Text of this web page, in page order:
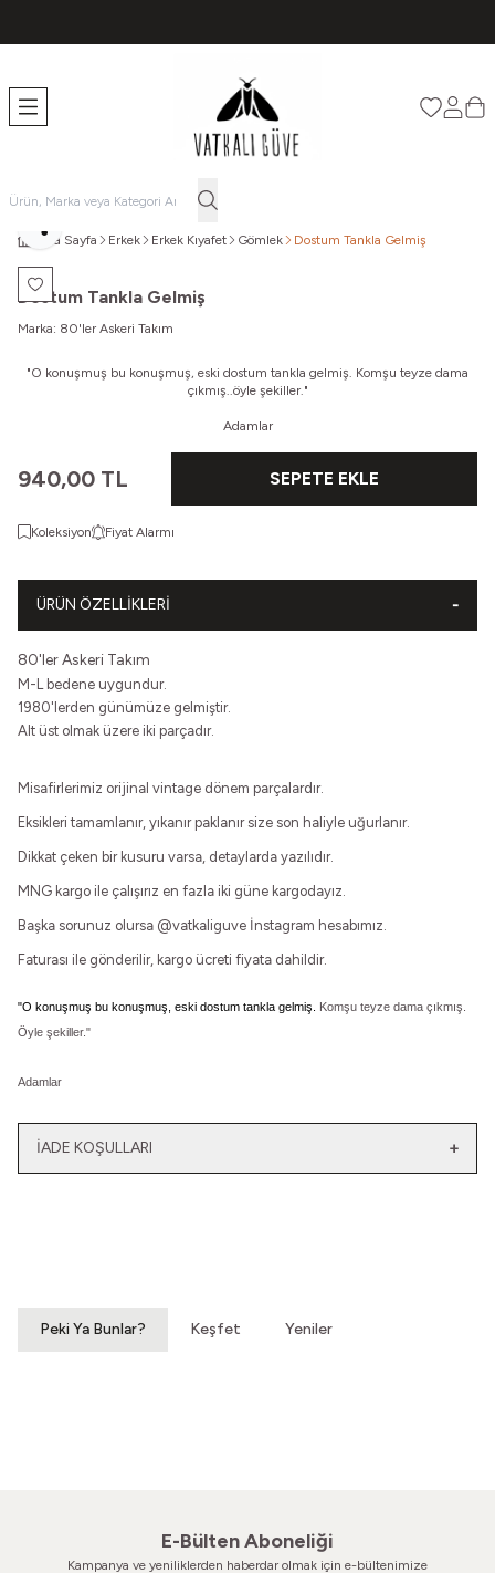
Favorilerim
Ana Sayfa Erkek Erkek Kıyafet Gömlek Dostum Tankla Gelmiş
Favoriye Ekle
Paylaş
Dostum Tankla Gelmiş
Marka: 80'ler Askeri Takım
"O konuşmuş bu konuşmuş, eski dostum tankla gelmiş. Komşu teyze dama
çıkmış..öyle şekiller."
Adamlar
940,00 TL SEPETE EKLE
Koleksiyon Fiyat Alarmı
ÜRÜN ÖZELLIKLERI
80'ler Askeri Takım
M-L bedene uygundur.
1980'lerden günümüze gelmiştir.
Alt üst olmak üzere iki parçadır.
Misafirlerimiz orijinal vintage dönem parçalardır.
Eksikleri tamamlanır, yıkanır paklanır size son haliyle uğurlanır.
Dikkat çeken bir kusuru varsa, detaylarda yazılıdır.
MNG kargo ile çalışırız en fazla iki güne kargodayız.
Başka sorunuz olursa @vatkaliguve İnstagram hesabımız.
Faturası ile gönderilir, kargo ücreti fiyata dahildir.
"O konuşmuş bu konuşmuş, eski dostum tankla gelmiş.
Komşu teyze dama çıkmış.
Öyle şekiller."
Adamlar
İADE KOŞULLARI
Peki Ya Bunlar? Keşfet Yeniler
E-Bülten Aboneliği
Kampanya ve yeniliklerden haberdar olmak için e-bültenimize